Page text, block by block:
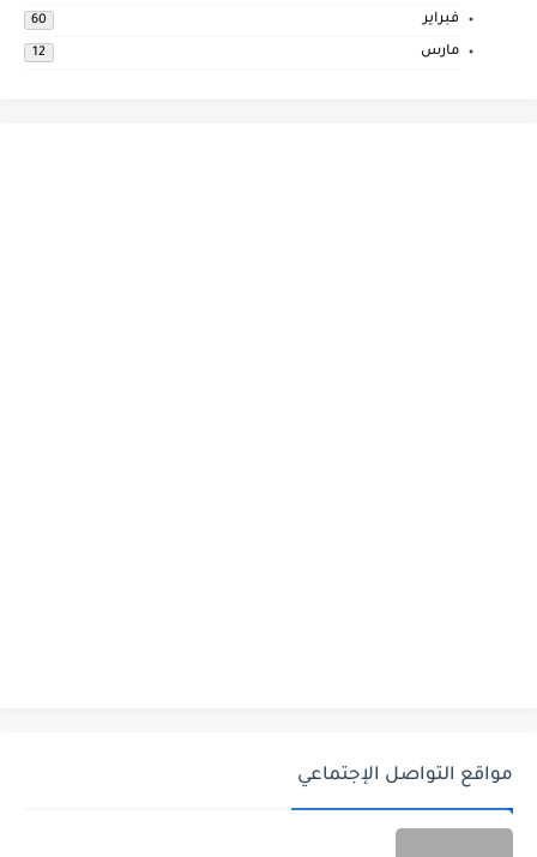
فبراير 60
مارس 12
مواقع التواصل الإجتماعي